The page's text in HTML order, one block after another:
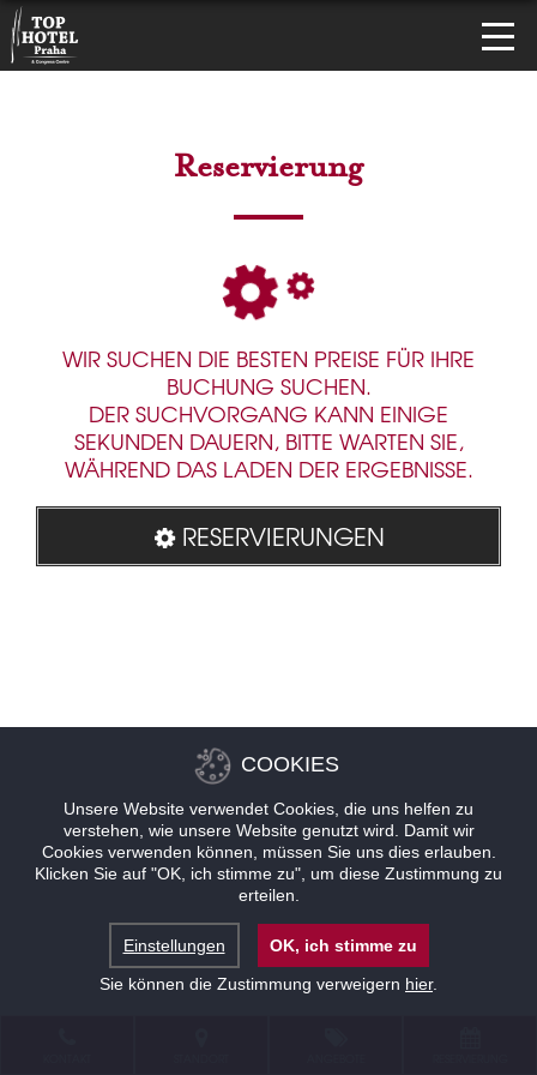
Reservierung
WIR SUCHEN DIE BESTEN PREISE FÜR IHRE
BUCHUNG SUCHEN.
DER SUCHVORGANG KANN EINIGE
SEKUNDEN DAUERN, BITTE WARTEN SIE,
WÄHREND DAS LADEN DER ERGEBNISSE.
RESERVIERUNGEN
COOKIES
Unsere Website verwendet Cookies, die uns helfen zu
verstehen, wie unsere Website genutzt wird. Damit wir
Cookies verwenden können, müssen Sie uns dies erlauben.
Klicken Sie auf "OK, ich stimme zu", um diese Zustimmung zu
erteilen.
Einstellungen
OK, ich stimme zu
Sie können die Zustimmung verweigern hier.